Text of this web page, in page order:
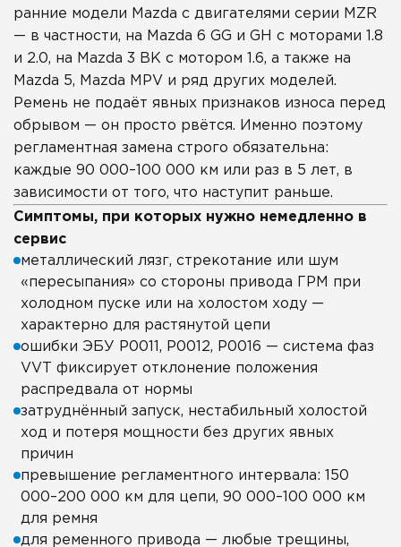
ранние модели Mazda с двигателями серии MZR
— в частности, на Mazda 6 GG и GH с моторами 1.8
и 2.0, на Mazda 3 BK с мотором 1.6, а также на
Mazda 5, Mazda MPV и ряд других моделей.
Ремень не подаёт явных признаков износа перед
обрывом — он просто рвётся. Именно поэтому
регламентная замена строго обязательна:
каждые 90 000–100 000 км или раз в 5 лет, в
зависимости от того, что наступит раньше.
Симптомы, при которых нужно немедленно в
сервис
металлический лязг, стрекотание или шум
«пересыпания» со стороны привода ГРМ при
холодном пуске или на холостом ходу —
характерно для растянутой цепи
ошибки ЭБУ P0011, P0012, P0016 — система фаз
VVT фиксирует отклонение положения
распредвала от нормы
затруднённый запуск, нестабильный холостой
ход и потеря мощности без других явных
причин
превышение регламентного интервала: 150
000–200 000 км для цепи, 90 000–100 000 км
для ремня
для ременного привода — любые трещины,